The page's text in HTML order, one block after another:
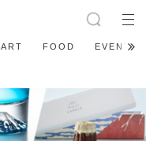
ART FOOD EVENT